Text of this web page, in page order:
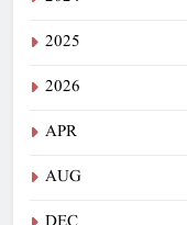
2025
2026
APR
AUG